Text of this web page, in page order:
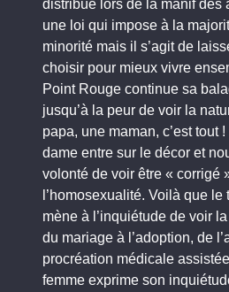
distribué lors de la manif des
une loi qui impose à la
minorité mais il s’agit de
choisir pour mieux vivre
Point Rouge continue sa
jusqu’à la peur de voir la
papa, une maman, c’est tout
dame entre sur le décor et
volonté de voir être « corrigé
l’homosexualité. Voilà que
mène à l’inquiétude de voir
du mariage à l’adoption, de
procréation médicale
femme exprime son